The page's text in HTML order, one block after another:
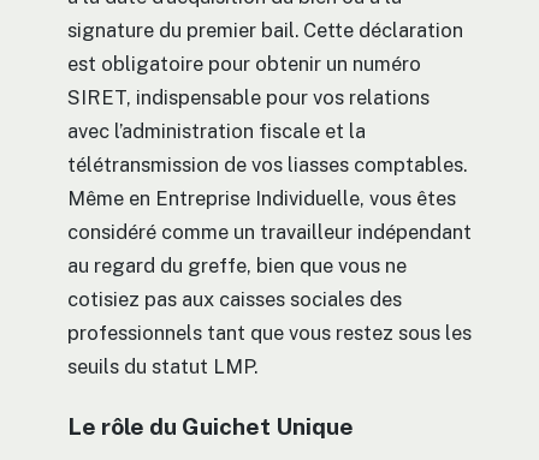
signature du premier bail. Cette déclaration
est obligatoire pour obtenir un numéro
SIRET, indispensable pour vos relations
avec l’administration fiscale et la
télétransmission de vos liasses comptables.
Même en Entreprise Individuelle, vous êtes
considéré comme un travailleur indépendant
au regard du greffe, bien que vous ne
cotisiez pas aux caisses sociales des
professionnels tant que vous restez sous les
seuils du statut LMP.
Le rôle du Guichet Unique